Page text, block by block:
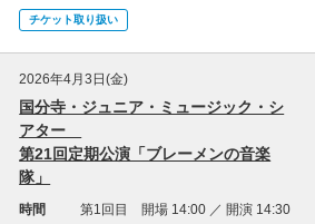
チケット取り扱い
2026年4月3日(金)
国分寺・ジュニア・ミュージック・シ
アター
第21回定期公演「ブレーメンの音楽
隊」
時間
第1回目 開場 14:00 ／ 開演 14:30